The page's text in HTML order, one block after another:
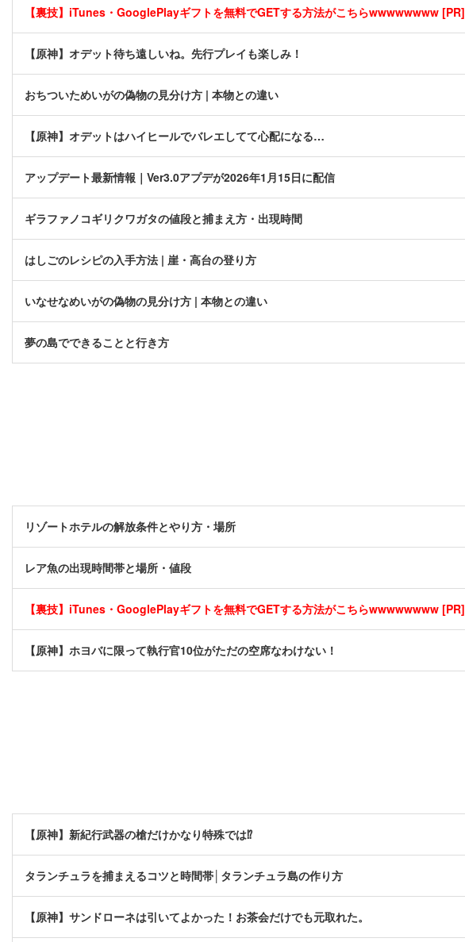
【裏技】iTunes・GooglePlayギフトを無料でGETする方法がこちらwwwwwwww [PR]
【原神】オデット待ち遠しいね。先行プレイも楽しみ！
おちついためいがの偽物の見分け方 | 本物との違い
【原神】オデットはハイヒールでバレエしてて心配になる…
アップデート最新情報｜Ver3.0アプデが2026年1月15日に配信
ギラファノコギリクワガタの値段と捕まえ方・出現時間
はしごのレシピの入手方法 | 崖・高台の登り方
いなせなめいがの偽物の見分け方 | 本物との違い
夢の島でできることと行き方
リゾートホテルの解放条件とやり方・場所
レア魚の出現時間帯と場所・値段
【裏技】iTunes・GooglePlayギフトを無料でGETする方法がこちらwwwwwwww [PR]
【原神】ホヨバに限って執行官10位がただの空席なわけない！
【原神】新紀行武器の槍だけかなり特殊では⁉
タランチュラを捕まえるコツと時間帯│タランチュラ島の作り方
【原神】サンドローネは引いてよかった！お茶会だけでも元取れた。